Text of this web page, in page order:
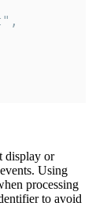
display or
Using
processing
to avoid